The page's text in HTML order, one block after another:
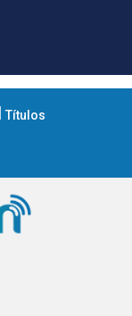
Títulos